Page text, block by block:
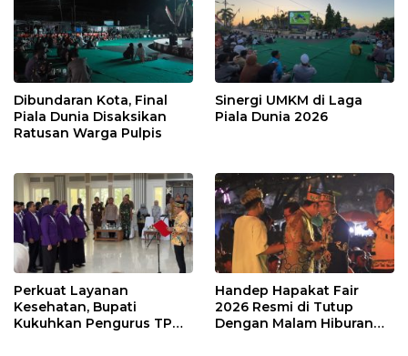
Dibundaran Kota, Final
Piala Dunia Disaksikan
Ratusan Warga Pulpis
Sinergi UMKM di Laga
Piala Dunia 2026
Perkuat Layanan
Kesehatan, Bupati
Kukuhkan Pengurus TP
Handep Hapakat Fair
2026 Resmi di Tutup
Dengan Malam Hiburan